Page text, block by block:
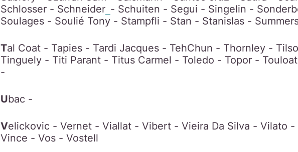
Schlosser - Schneider - Schuiten - Segui - Singelin -
Soulages - Soulié Tony - Stampfli - Stan - Stanislas -
Tal Coat - Tapies - Tardi Jacques - TehChun - Thornley -
Tinguely - Titi Parant - Titus Carmel - Toledo - Topor -
-
Ubac -
Velickovic - Vernet - Viallat - Vibert - Vieira Da Silva - Vilato
Vince - Vos - Vostell